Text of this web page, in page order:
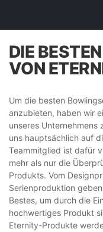
DIE
VON
Um die besten
anzubieten, haben wir
unseres Unternehmens
uns hauptsächlich auf
Teammitglied ist dafür
mehr als nur die
Produkts. Vom
Serienproduktion
Bestes, um durch die
hochwertiges Produkt
Eternity-Produkte